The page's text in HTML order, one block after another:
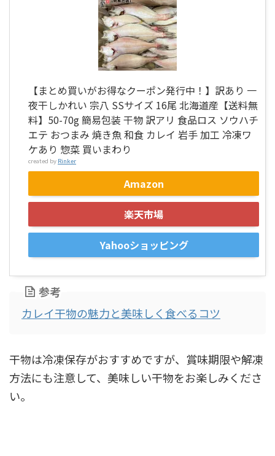
【まとめ買いがお得なクーポン発行中！】訳あり 一
夜干しかれい 宗八 SSサイズ 16尾 北海道産【送料無
料】50-70g 簡易包装 干物 訳アリ 食品ロス ソウハチ
エテ おつまみ 焼き魚 和食 カレイ 岩手 加工 冷凍ワ
ケあり 惣菜 買いまわり
created by Rinker
Amazon
楽天市場
Yahooショッピング
参考
カレイ干物の魅力と美味しく食べるコツ
干物は冷凍保存がおすすめですが、賞味期限や解凍
方法にも注意して、美味しい干物をお楽しみくださ
い。